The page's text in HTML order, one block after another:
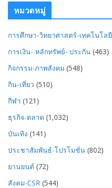
หมวดหมู่
การศึกษา-วิทยาศาสตร์-เทคโนโลยี
การเงิน- หลักทรัพย์- ประกัน (463)
กิจกรรม-ภาพสังคม (548)
กิน-เที่ยว (510)
กีฬา (121)
ธุรกิจ-ตลาด (1,032)
บันเทิง (141)
ประชาสัมพันธ์-โปรโมชั่น (802)
ยานยนต์ (72)
สังคม-CSR (544)